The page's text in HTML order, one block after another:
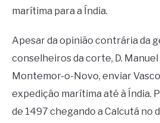
marítima para a Índia.
Apesar da opinião contrária da
conselheiros da corte, D. Manuel
Montemor-o-Novo, enviar Vasco
expedição marítima até à Índia.
de 1497 chegando a Calcutá no